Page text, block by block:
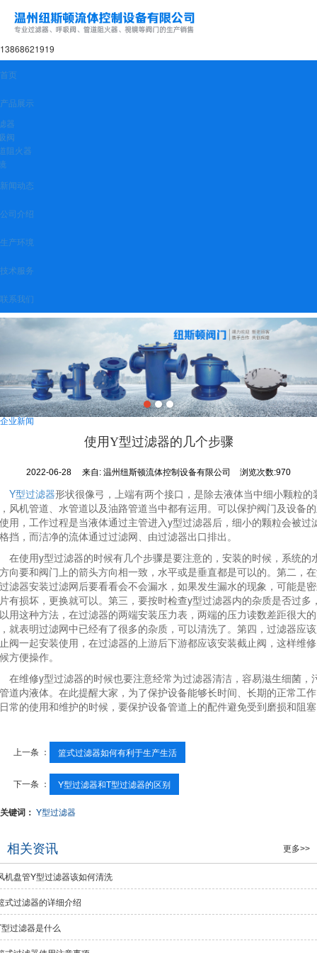
13868621919
首页
产品展示
器
阀
阻火器
新闻动态
公司介绍
生产环境
技术服务
联系我们
企业新闻
使用Y型过滤器的几个步骤
2022-06-28 来自: 温州纽斯顿流体控制设备有限公司 浏览次数:970
Y型过滤器形状很像弓，上端有两个接口，是除去液体当中细小颗粒的
风机管道、水管道以及油路管道当中都有运用。可以保护阀门及设备
用，工作过程是当液体通过主管进入y型过滤器后，细小的颗粒会被过
挡，而洁净的流体通过过滤网、由过滤器出口排出。
用y型过滤器的时候有几个步骤是要注意的，安装的时候，系统的
向要和阀门上的箭头方向相一致，水平或是垂直都是可以的。第二，
滤器安装过滤网后要看看会不会漏水，如果发生漏水的现象，可能是
有损坏，更换就可以。第三，要按时检查y型过滤器内的杂质是否过多
用这种方法，在过滤器的两端安装压力表，两端的压力读数差距很大
就表明过滤网中已经有了很多的杂质，可以清洗了。第四，过滤器应
阀一起安装使用，在过滤器的上游后下游都应该安装截止阀，这样维
方便操作。
修y型过滤器的时候也要注意经常为过滤器清洁，容易滋生细菌，
道内液体。在此提醒大家，为了保护设备能够长时间、长期的正常工
常的使用和维护的时候，要保护设备管道上的配件避免受到磨损和阻
上一条 ： 篮式过滤器如何有利于生产生活
下一条 ： Y型过滤器和T型过滤器的区别
关键词： Y型过滤器
相关资讯 更多>>
机盘管Y型过滤器该如何清洗
式过滤器的详细介绍
过滤器是什么